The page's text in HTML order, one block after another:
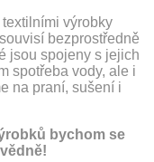
výrobky
bezprostředně
jsou spojeny s jejich
spotřeba vody, ale i
na praní, sušení i
bychom se